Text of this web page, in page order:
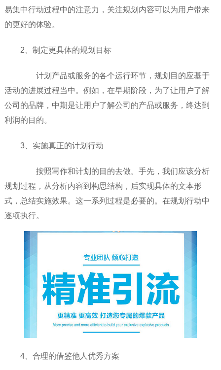
易集中行动过程中的注意力，关注规划内容可以为用户带来
的更好的体验。
2、制定更具体的规划目标
计划产品或服务的各个运行环节，规划目的应基于
活动的进展过程当中。例如，在早期阶段，为了让用户了解
公司的品牌，中期是让用户了解公司的产品或服务，终达到
利润的目的。
3、实施真正的计划行动
按照写作和计划的目的去做。手先，我们应该分析
规划过程，从分析内容到构思结构，后实现具体的文本形
式，总结实施效果。这一系列过程是必要的。在规划行动中
逐项执行。
4、合理的借鉴他人优秀方案